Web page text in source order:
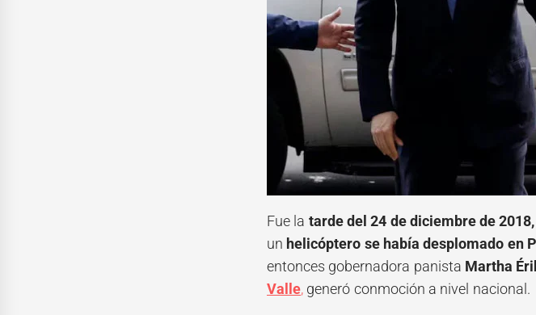
Fue la tarde del 24 de diciembre de
un helicóptero se había desplomado en
entonces gobernadora panista Martha
Valle, generó conmoción a nivel nacional.